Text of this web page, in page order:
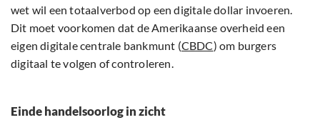
wet wil een totaalverbod op een digitale dollar invoeren.
Dit moet voorkomen dat de Amerikaanse overheid een
eigen digitale centrale bankmunt (CBDC) om burgers
digitaal te volgen of controleren.
Einde handelsoorlog in zicht